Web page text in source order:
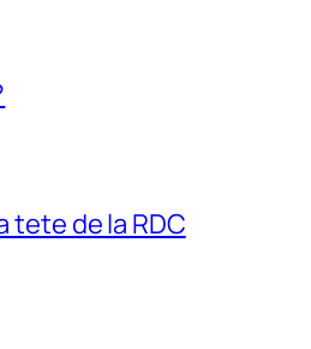
tete de la RDC